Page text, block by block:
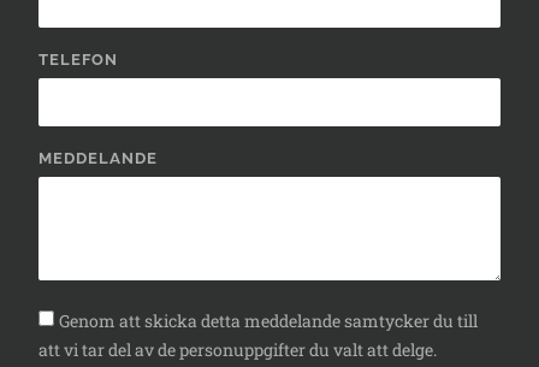
TELEFON
MEDDELANDE
Genom att skicka detta meddelande samtycker du till
att vi tar del av de personuppgifter du valt att delge.